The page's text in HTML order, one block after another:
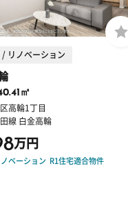
/ リノベーション
㎡
高輪1丁目
線 白金高輪
万円
ノベーション R1住宅適合物件